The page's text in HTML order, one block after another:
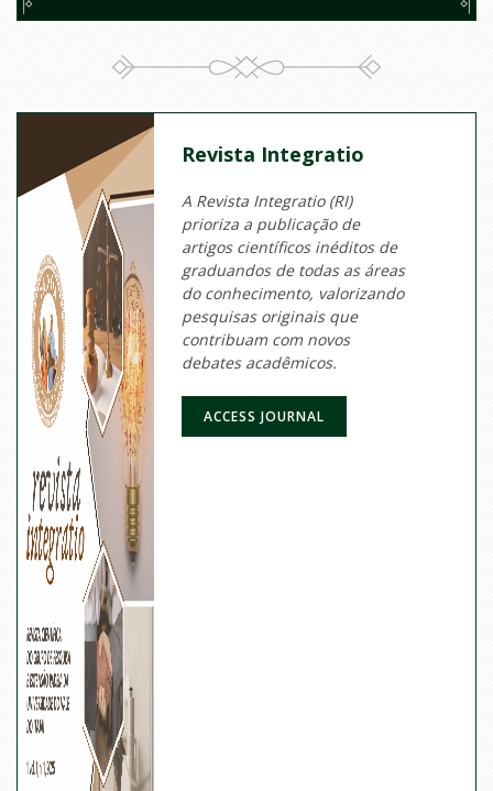
Revista Integratio
A Revista Integratio (RI)
prioriza a publicação de
artigos científicos inéditos de
graduandos de todas as áreas
do conhecimento, valorizando
pesquisas originais que
contribuam com novos
debates acadêmicos.
ACCESS JOURNAL